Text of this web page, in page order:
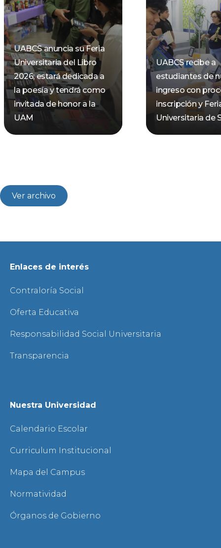
UABCS anuncia su Feria
Universitaria del Libro
2026; estará dedicada a
la poesía y tendrá como
invitada de honor a la
UAM
UABCS recibe a
estudiantes de
ingreso con
inscripción y
Universitaria de
Ver archivo
Enlaces de interés
Contraloría Social
Oferta Educativa
Responsabilidad Social Universitaria
Transparencia
Nuestra Universidad
Calendario Escolar
Curriculum Institucional
Mapa del Campus
Normatividad
Órganos de Gobierno